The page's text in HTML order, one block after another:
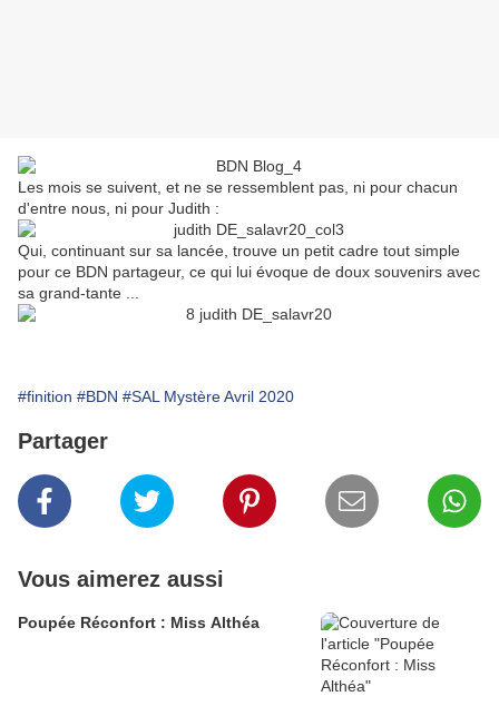
Les mois se suivent, et ne se ressemblent pas, ni pour chacun
d'entre nous, ni pour Judith :
Qui, continuant sur sa lancée, trouve un petit cadre tout simple
pour ce BDN partageur, ce qui lui évoque de doux souvenirs avec
sa grand-tante ...
#finition #BDN #SAL Mystère Avril 2020
Partager
Vous aimerez aussi
Poupée Réconfort : Miss Althéa